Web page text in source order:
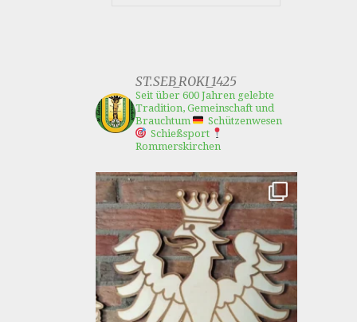
ST.SEB_ROKI_1425
Seit über 600 Jahren gelebte
Tradition, Gemeinschaft und
Brauchtum
Schützenwesen
Schießsport
Rommerskirchen